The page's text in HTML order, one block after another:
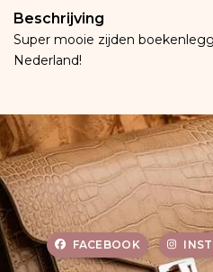
Beschrijving
Super mooie zijden
Nederland!
FACEBOOK